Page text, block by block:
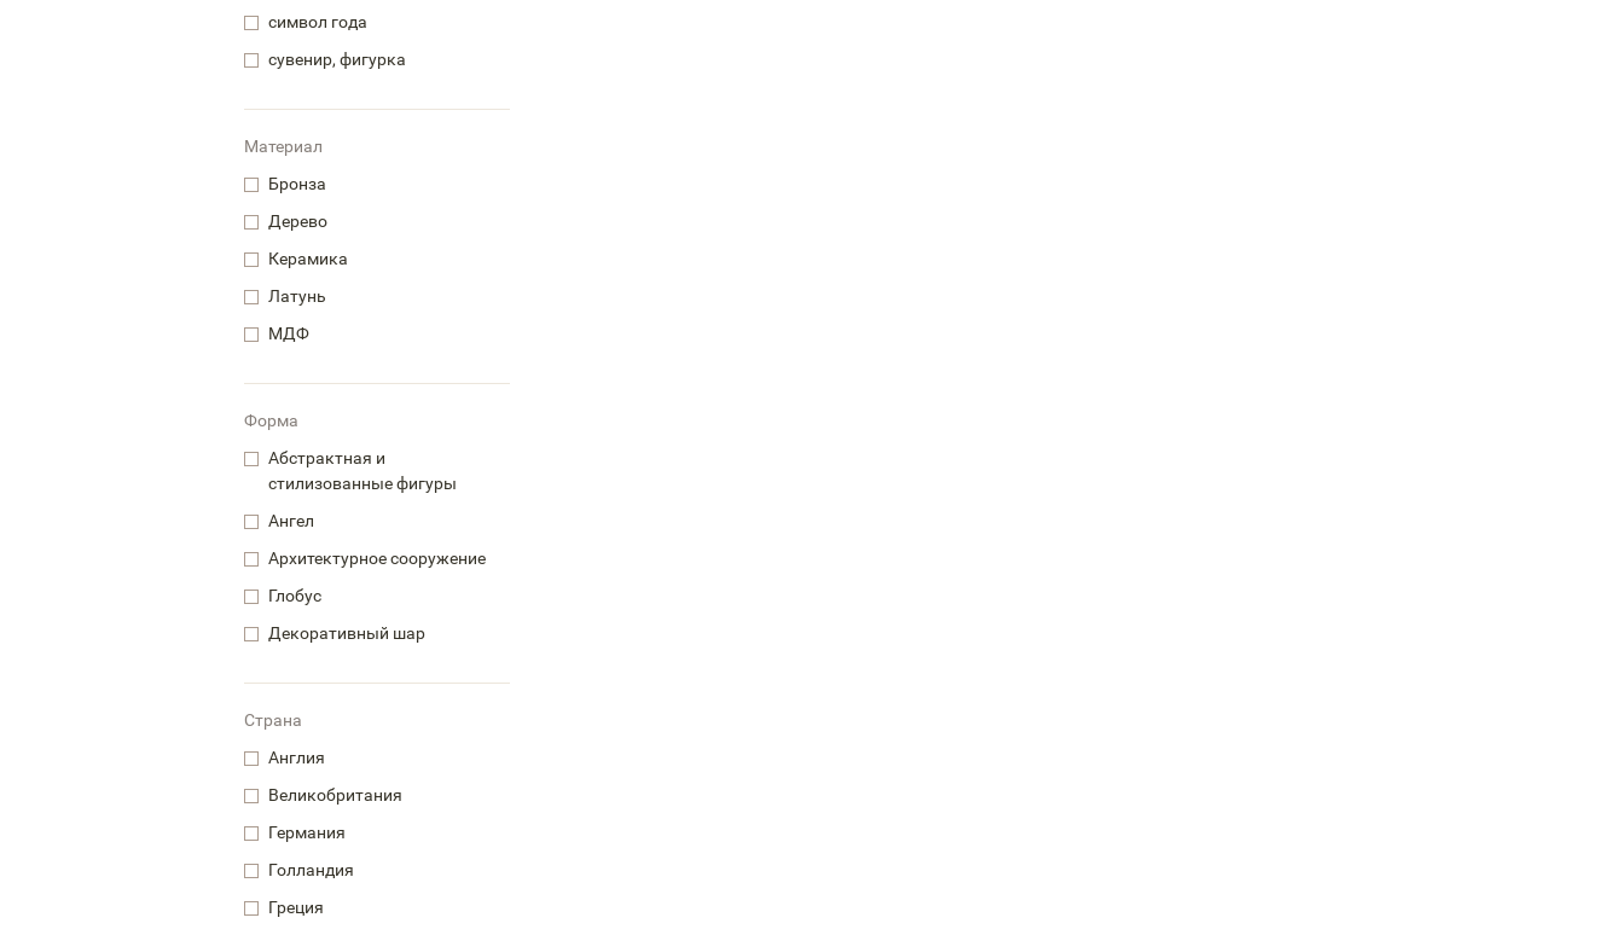
символ года
сувенир, фигурка
Материал
Бронза
Дерево
Керамика
Латунь
МДФ
Форма
Абстрактная и
стилизованные фигуры
Ангел
Архитектурное сооружение
Глобус
Декоративный шар
Страна
Англия
Великобритания
Германия
Голландия
Греция